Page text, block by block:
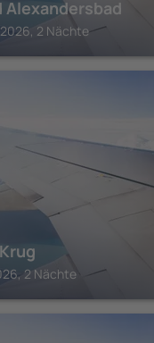
Alexandersbad
2 Nächte
2 Nächte